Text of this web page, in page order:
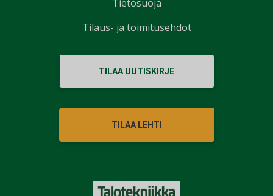
TILAA UUTISKIRJE
TILAA LEHTI
Tietosuoja
Tilaus- ja toimitusehdot